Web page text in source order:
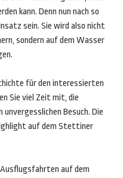
kann. Denn nun nach so
sein. Sie wird also nicht
sondern auf dem Wasser
für den interessierten
Sie viel Zeit mit, die
Besuch. Die
auf dem Stettiner
auf dem